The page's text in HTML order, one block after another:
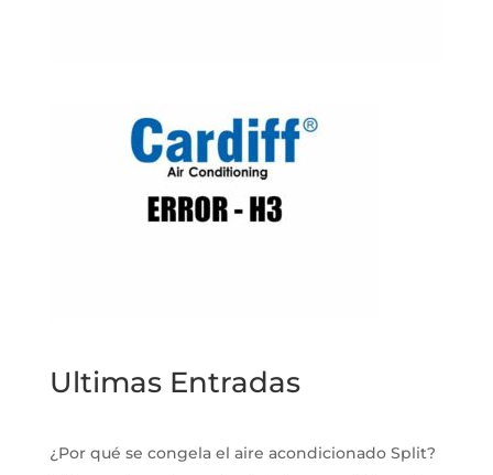
Ultimas Entradas
¿Por qué se congela el aire acondicionado Split?